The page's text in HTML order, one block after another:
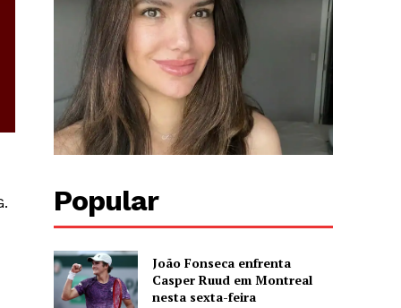
Popular
João Fonseca enfrenta
Casper Ruud em Montreal
nesta sexta-feira